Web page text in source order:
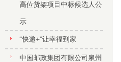
高位货架项目中标候选人公
示
“快递+”让幸福到家
中国邮政集团有限公司泉州